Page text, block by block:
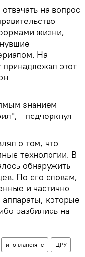
на вопрос
жизни,
На
этот
знанием
- подчеркнул
о том, что
технологии. В
обнаружить
По его словам,
и частично
которые
разбились на
инопланетяне ЦРУ